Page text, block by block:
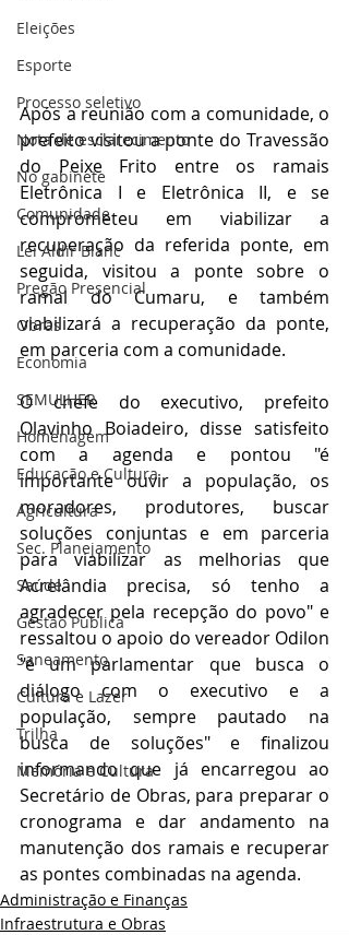
Eleições
Esporte
Processo seletivo
Nota de esclarecimento
No gabinete
Comunidade
Lei Aldir Blanc
Pregão Presencial
Obras
Economia
SEMULHER
Homenagem
Educação e Cultura
Agricultura
Sec. Planejamento
Saúde
Gestão Pública
Saneamento
Cultura e Lazer
Trilha
Memória e Cultura
Após a reunião com a comunidade, o
prefeito visitou a ponte do Travessão
do Peixe Frito entre os ramais
Eletrônica I e Eletrônica II, e se
comprometeu em viabilizar a
recuperação da referida ponte, em
seguida, visitou a ponte sobre o
ramal do Cumaru, e também
viabilizará a recuperação da ponte,
em parceria com a comunidade.
O chefe do executivo, prefeito
Olavinho Boiadeiro, disse satisfeito
com a agenda e pontou "é
importante ouvir a população, os
moradores, produtores, buscar
soluções conjuntas e em parceria
para viabilizar as melhorias que
Acrelândia precisa, só tenho a
agradecer pela recepção do povo" e
ressaltou o apoio do vereador Odilon
"é um parlamentar que busca o
diálogo com o executivo e a
população, sempre pautado na
busca de soluções" e finalizou
informando que já encarregou ao
Secretário de Obras, para preparar o
cronograma e dar andamento na
manutenção dos ramais e recuperar
as pontes combinadas na agenda.
Administração e Finanças
Infraestrutura e Obras